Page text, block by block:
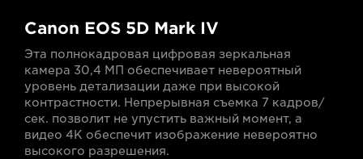
Canon EOS 5D Mark IV
Эта полнокадровая цифровая зеркальная
камера 30,4 МП обеспечивает невероятный
уровень детализации даже при высокой
контрастности. Непрерывная съемка 7 кадров/
сек. позволит не упустить важный момент, а
видео 4K обеспечит изображение невероятно
высокого разрешения.